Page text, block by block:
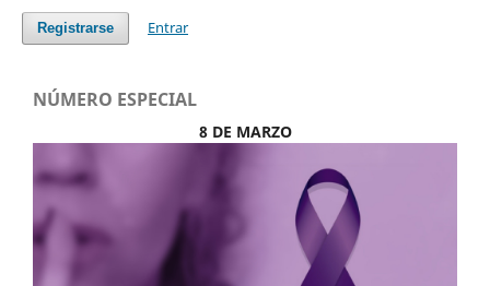
Registrarse Entrar
NÚMERO ESPECIAL
8 DE MARZO